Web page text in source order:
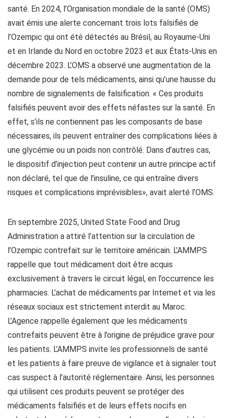
santé. En 2024, l’Organisation mondiale de la santé (OMS)
avait émis une alerte concernant trois lots falsifiés de
l’Ozempic qui ont été détectés au Brésil, au Royaume-Uni
et en Irlande du Nord en octobre 2023 et aux États-Unis en
décembre 2023. L’OMS a observé une augmentation de la
demande pour de tels médicaments, ainsi qu’une hausse du
nombre de signalements de falsification. « Ces produits
falsifiés peuvent avoir des effets néfastes sur la santé. En
effet, s’ils ne contiennent pas les composants de base
nécessaires, ils peuvent entraîner des complications liées à
une glycémie ou un poids non contrôlé. Dans d’autres cas,
le dispositif d’injection peut contenir un autre principe actif
non déclaré, tel que de l’insuline, ce qui entraîne divers
risques et complications imprévisibles», avait alerté l’OMS.
En septembre 2025, United State Food and Drug
Administration a attiré l’attention sur la circulation de
l’Ozempic contrefait sur le territoire américain. L’AMMPS
rappelle que tout médicament doit être acquis
exclusivement à travers le circuit légal, en l’occurrence les
pharmacies. L’achat de médicaments par Internet et via les
réseaux sociaux est strictement interdit au Maroc.
L’Agence rappelle également que les médicaments
contrefaits peuvent être à l’origine de préjudice grave pour
les patients. L’AMMPS invite les professionnels de santé
et les patients à faire preuve de vigilance et à signaler tout
cas suspect à l’autorité réglementaire. Ainsi, les personnes
qui utilisent ces produits peuvent se protéger des
médicaments falsifiés et de leurs effets nocifs en